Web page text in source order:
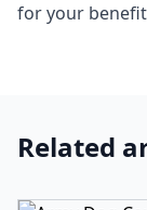
for your
Related